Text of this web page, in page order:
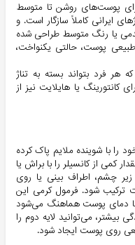
و برای پوست‌های روشن تا متوسط
ایرانی کاملاً سازگار است. و
با پوست گندمی یا رنگ متوسط طراحی شده
پوست، حالتی یکنواخت،
هر فرد بتواند بسته به تناژ
یا هایلایت نیز از
را با شوینده ملایم پاک کرده
کمی از کانسیلر را با براش یا
چشم، اطراف بینی یا روی
ترکیب شود. فرمول کرمی این
دمای پوست هماهنگ می‌شود
بیشتر، می‌توانید لایه دوم را
روی پوست ایجاد شود.